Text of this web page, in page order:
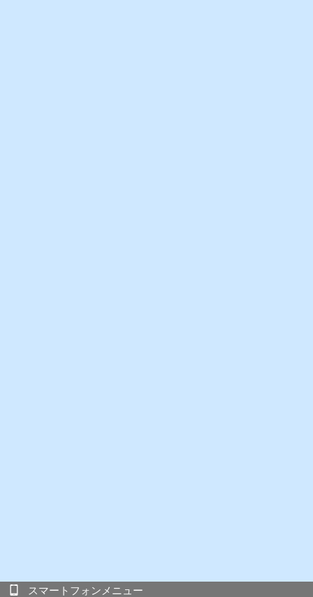
スマートフォンメニュー